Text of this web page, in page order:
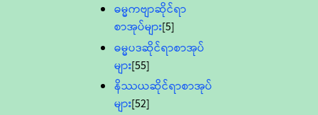
ဓမ္မကဗျာဆိုင်ရာ
စာအုပ်များ[5]
ဓမ္မပဒဆိုင်ရာစာအုပ်
များ[55]
နိဿယဆိုင်ရာစာအုပ်
များ[52]